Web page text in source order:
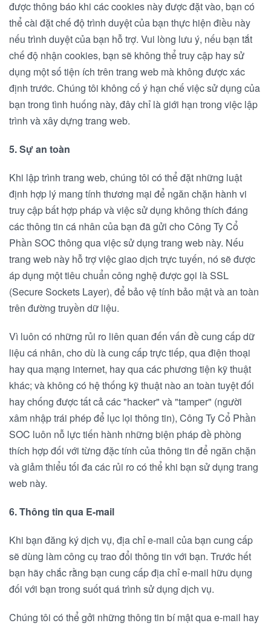
được thông báo khi các cookies này được đặt vào, bạn có
thể cài đặt chế độ trình duyệt của bạn thực hiện điều này
nếu trình duyệt của bạn hỗ trợ. Vui lòng lưu ý, nếu bạn tắt
chế độ nhận cookies, bạn sẽ không thể truy cập hay sử
dụng một số tiện ích trên trang web mà không được xác
định trước. Chúng tôi không cố ý hạn chế việc sử dụng của
bạn trong tình huống này, đây chỉ là giới hạn trong việc lập
trình và xây dựng trang web.
5. Sự an toàn
Khi lập trình trang web, chúng tôi có thể đặt những luật
định hợp lý mang tính thương mại để ngăn chặn hành vi
truy cập bất hợp pháp và việc sử dụng không thích đáng
các thông tin cá nhân của bạn đã gửi cho Công Ty Cổ
Phần SOC thông qua việc sử dụng trang web này. Nếu
trang web này hỗ trợ việc giao dịch trực tuyến, nó sẽ được
áp dụng một tiêu chuẩn công nghệ được gọi là SSL
(Secure Sockets Layer), để bảo vệ tính bảo mật và an toàn
trên đường truyền dữ liệu.
Vì luôn có những rủi ro liên quan đến vấn đề cung cấp dữ
liệu cá nhân, cho dù là cung cấp trực tiếp, qua điện thoại
hay qua mạng internet, hay qua các phương tiện kỹ thuật
khác; và không có hệ thống kỹ thuật nào an toàn tuyệt đối
hay chống được tất cả các "hacker" và "tamper" (người
xâm nhập trái phép để lục lọi thông tin), Công Ty Cổ Phần
SOC luôn nỗ lực tiến hành những biện pháp đề phòng
thích hợp đối với từng đặc tính của thông tin để ngăn chặn
và giảm thiểu tối đa các rủi ro có thể khi bạn sử dụng trang
web này.
6. Thông tin qua E-mail
Khi bạn đăng ký dịch vụ, địa chỉ e-mail của bạn cung cấp
sẽ dùng làm công cụ trao đổi thông tin với bạn. Trước hết
bạn hãy chắc rằng bạn cung cấp địa chỉ e-mail hữu dụng
đối với bạn trong suốt quá trình sử dụng dịch vụ.
Chúng tôi có thể gởi những thông tin bí mật qua e-mail hay